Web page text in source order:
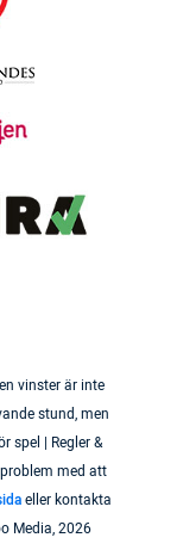
vinster är inte
stund, men
spel | Regler &
med att
eller kontakta
Media,2026